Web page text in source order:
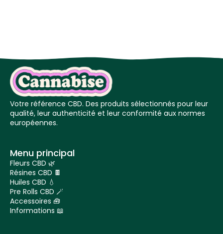
Votre référence CBD. Des produits sélectionnés pour leur
qualité, leur authenticité et leur conformité aux normes
européennes.
Menu principal
Fleurs CBD 🌿
Résines CBD 🍫
Huiles CBD 💧
Pre Rolls CBD 🪄
Accessoires 🧰
Informations 📖